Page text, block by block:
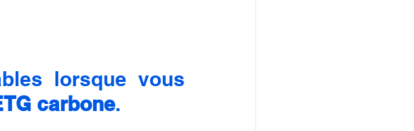
lorsque vous
carbone.